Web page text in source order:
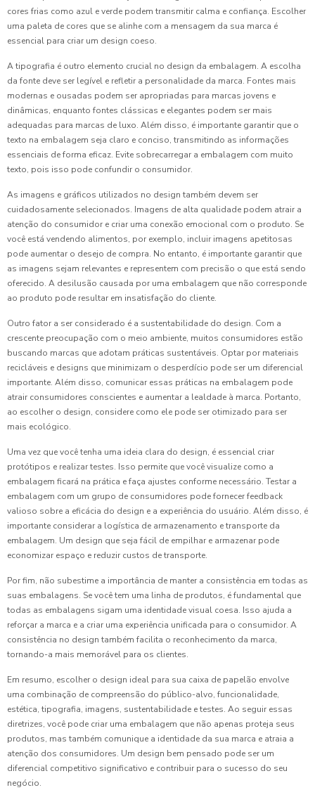
cores frias como azul e verde podem transmitir calma e confiança. Escolher
uma paleta de cores que se alinhe com a mensagem da sua marca é
essencial para criar um design coeso.
A tipografia é outro elemento crucial no design da embalagem. A escolha
da fonte deve ser legível e refletir a personalidade da marca. Fontes mais
modernas e ousadas podem ser apropriadas para marcas jovens e
dinâmicas, enquanto fontes clássicas e elegantes podem ser mais
adequadas para marcas de luxo. Além disso, é importante garantir que o
texto na embalagem seja claro e conciso, transmitindo as informações
essenciais de forma eficaz. Evite sobrecarregar a embalagem com muito
texto, pois isso pode confundir o consumidor.
As imagens e gráficos utilizados no design também devem ser
cuidadosamente selecionados. Imagens de alta qualidade podem atrair a
atenção do consumidor e criar uma conexão emocional com o produto. Se
você está vendendo alimentos, por exemplo, incluir imagens apetitosas
pode aumentar o desejo de compra. No entanto, é importante garantir que
as imagens sejam relevantes e representem com precisão o que está sendo
oferecido. A desilusão causada por uma embalagem que não corresponde
ao produto pode resultar em insatisfação do cliente.
Outro fator a ser considerado é a sustentabilidade do design. Com a
crescente preocupação com o meio ambiente, muitos consumidores estão
buscando marcas que adotam práticas sustentáveis. Optar por materiais
recicláveis e designs que minimizam o desperdício pode ser um diferencial
importante. Além disso, comunicar essas práticas na embalagem pode
atrair consumidores conscientes e aumentar a lealdade à marca. Portanto,
ao escolher o design, considere como ele pode ser otimizado para ser
mais ecológico.
Uma vez que você tenha uma ideia clara do design, é essencial criar
protótipos e realizar testes. Isso permite que você visualize como a
embalagem ficará na prática e faça ajustes conforme necessário. Testar a
embalagem com um grupo de consumidores pode fornecer feedback
valioso sobre a eficácia do design e a experiência do usuário. Além disso, é
importante considerar a logística de armazenamento e transporte da
embalagem. Um design que seja fácil de empilhar e armazenar pode
economizar espaço e reduzir custos de transporte.
Por fim, não subestime a importância de manter a consistência em todas as
suas embalagens. Se você tem uma linha de produtos, é fundamental que
todas as embalagens sigam uma identidade visual coesa. Isso ajuda a
reforçar a marca e a criar uma experiência unificada para o consumidor. A
consistência no design também facilita o reconhecimento da marca,
tornando-a mais memorável para os clientes.
Em resumo, escolher o design ideal para sua caixa de papelão envolve
uma combinação de compreensão do público-alvo, funcionalidade,
estética, tipografia, imagens, sustentabilidade e testes. Ao seguir essas
diretrizes, você pode criar uma embalagem que não apenas proteja seus
produtos, mas também comunique a identidade da sua marca e atraia a
atenção dos consumidores. Um design bem pensado pode ser um
diferencial competitivo significativo e contribuir para o sucesso do seu
negócio.